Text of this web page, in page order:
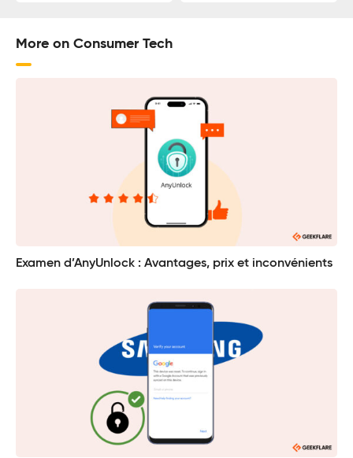
More on Consumer Tech
Examen d’AnyUnlock : Avantages, prix et inconvénients